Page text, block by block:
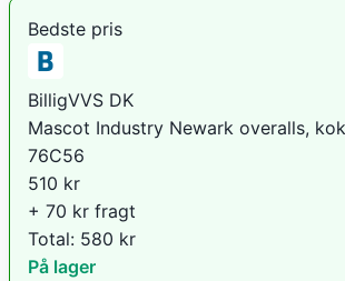
Bedste pris
BilligVVS DK
Mascot Industry Newark overalls,
76C56
510 kr
+ 70 kr fragt
Total: 580 kr
På lager